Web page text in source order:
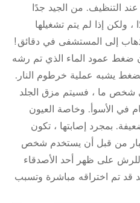
عند التنظيف. من الجيد جدًا
، ولكن إذا لم يتم تشغيلها
إلى المستشفى في دقائق!
ضغط عمود الماء الذي تم رشه
يشبه عملية خرطوم النار.
شخص ما ، فسيتم مزق الجلد
في الأسوأ. وخاصة العيون
بمجرد إصابتها ، تكون
من قبل أن يستخدم شخص
على ظهر أحد الأصدقاء
قد تم اختراقه مباشرة وتسبب